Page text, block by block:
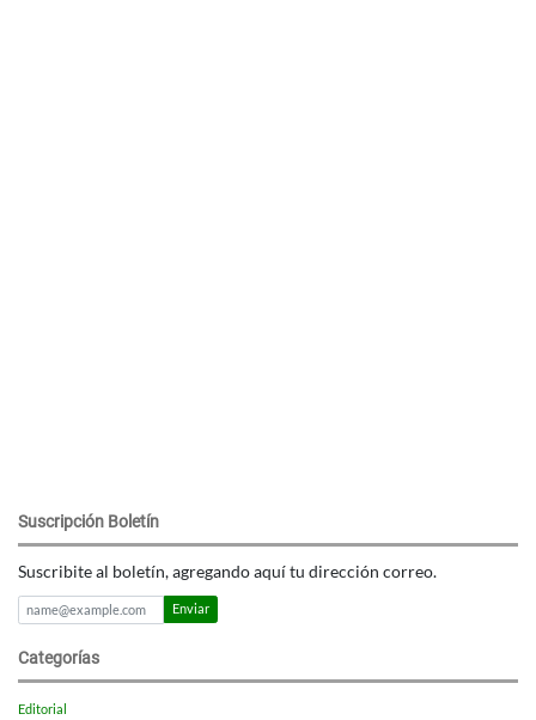
Suscripción Boletín
Suscribite al boletín, agregando aquí tu dirección correo.
Enviar
Categorías
Editorial